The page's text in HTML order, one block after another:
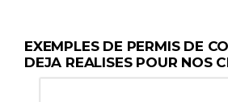
EXEMPLES DE PERMIS DE
DEJA REALISES POUR NOS